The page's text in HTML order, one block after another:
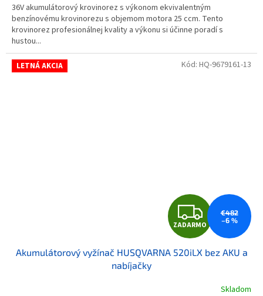
36V akumulátorový krovinorez s výkonom ekvivalentným
benzínovému krovinorezu s objemom motora 25 ccm. Tento
krovinorez profesionálnej kvality a výkonu si účinne poradí s
hustou...
LETNÁ AKCIA
ZADARMO
€482
–6 %
Akumulátorový vyžínač HUSQVARNA 520iLX bez AKU a
nabíjačky
Skladom
Kód: HQ-9679161-13